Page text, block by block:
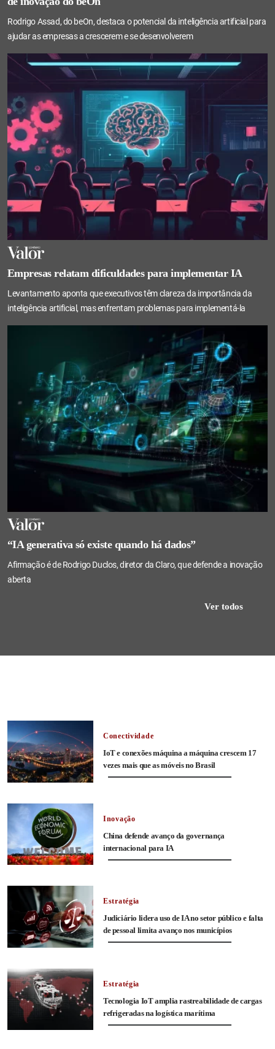
Rodrigo Assad, do beOn, destaca o potencial da inteligência artificial para
ajudar as empresas a crescerem e se desenvolverem
Empresas relatam dificuldades para implementar IA
Levantamento aponta que executivos têm clareza da importância da
inteligência artificial, mas enfrentam problemas para implementá-la
“IA generativa só existe quando há dados”
Afirmação é de Rodrigo Duclos, diretor da Claro, que defende a inovação
aberta
Ver todos
Conectividade
IoT e conexões máquina a máquina crescem 17
vezes mais que as móveis no Brasil
Inovação
China defende avanço da governança
internacional para IA
Estratégia
Judiciário lidera uso de IA no setor público e falta
de pessoal limita avanço nos municípios
Estratégia
Tecnologia IoT amplia rastreabilidade de cargas
refrigeradas na logística marítima